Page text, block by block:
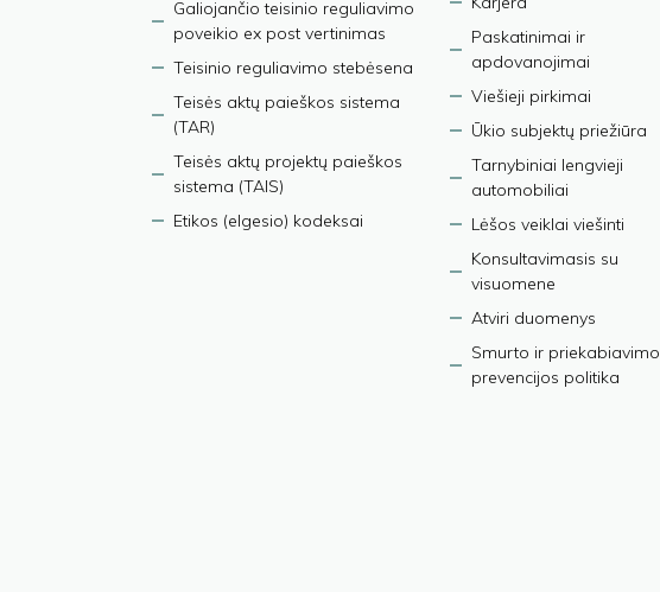
Galiojančio teisinio reguliavimo
poveikio ex post vertinimas
Teisinio reguliavimo stebėsena
Teisės aktų paieškos sistema
(TAR)
Teisės aktų projektų paieškos
sistema (TAIS)
Etikos (elgesio) kodeksai
Paskatinimai ir
apdovanojimai
Viešieji pirkimai
Ūkio subjektų priežiūra
Tarnybiniai lengvieji
automobiliai
Lėšos veiklai viešinti
Konsultavimasis su
visuomene
Atviri duomenys
Smurto ir priekabiavimo
prevencijos politika